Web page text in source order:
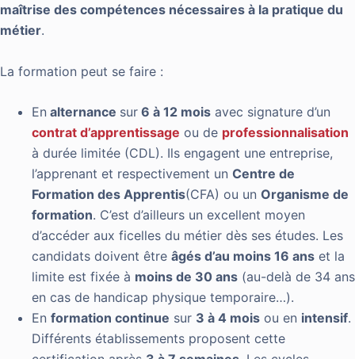
maîtrise des compétences nécessaires à la pratique du
métier.
La formation peut se faire :
En alternance sur 6 à 12 mois avec signature d’un
contrat d’apprentissage ou de professionnalisation
à durée limitée (CDL). Ils engagent une entreprise,
l’apprenant et respectivement un Centre de
Formation des Apprentis(CFA) ou un Organisme de
formation. C’est d’ailleurs un excellent moyen
d’accéder aux ficelles du métier dès ses études. Les
candidats doivent être âgés d’au moins 16 ans et la
limite est fixée à moins de 30 ans (au-delà de 34 ans
en cas de handicap physique temporaire…).
En formation continue sur 3 à 4 mois ou en intensif.
Différents établissements proposent cette